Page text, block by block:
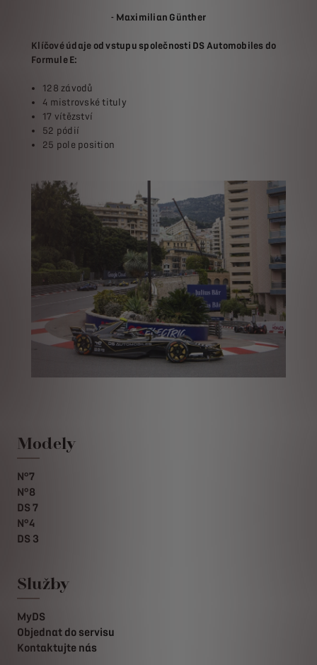
- Maximilian Günther
Klíčové údaje od vstupu společnosti DS Automobiles do
Formule E:
128 závodů
4 mistrovské tituly
17 vítězství
52 pódií
25 pole position
Modely
N°7
N°8
DS 7
N°4
DS 3
Služby
MyDS
Objednat do servisu
Kontaktujte nás